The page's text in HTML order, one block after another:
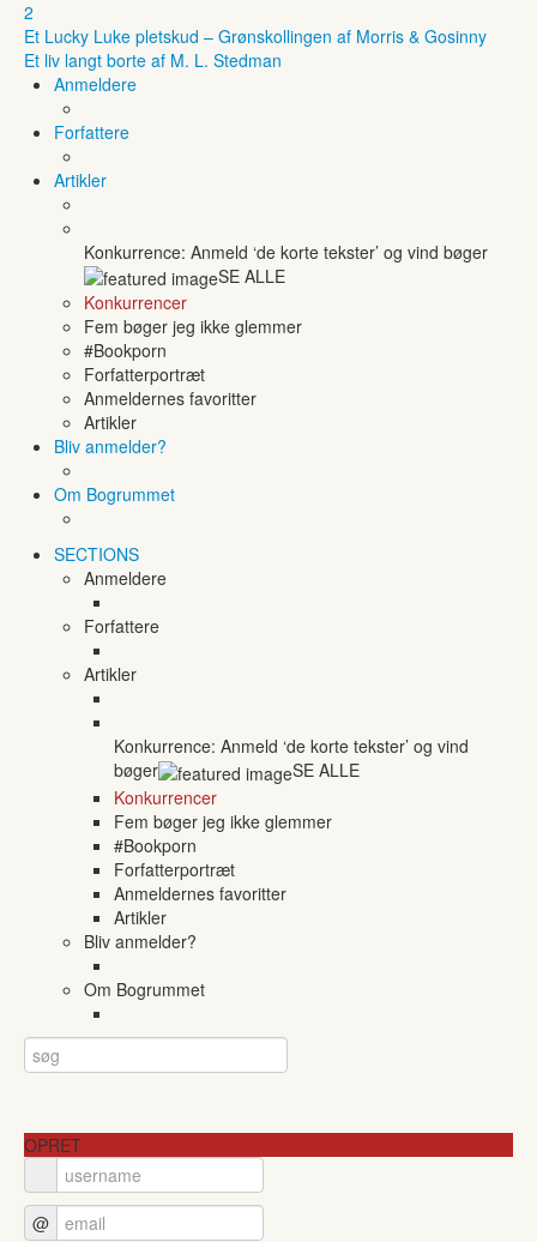
2
Et Lucky Luke pletskud – Grønskollingen af Morris & Gosinny
Et liv langt borte af M. L. Stedman
Anmeldere
Forfattere
Artikler
Konkurrence: Anmeld ‘de korte tekster’ og vind bøger
SE ALLE
Konkurrencer
Fem bøger jeg ikke glemmer
#Bookporn
Forfatterportræt
Anmeldernes favoritter
Artikler
Bliv anmelder?
Om Bogrummet
SECTIONS
Anmeldere
Forfattere
Artikler
Konkurrence: Anmeld ‘de korte tekster’ og vind
bøger
SE ALLE
Konkurrencer
Fem bøger jeg ikke glemmer
#Bookporn
Forfatterportræt
Anmeldernes favoritter
Artikler
Bliv anmelder?
Om Bogrummet
OPRET
@